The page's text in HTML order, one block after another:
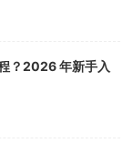
？2026 年新手入